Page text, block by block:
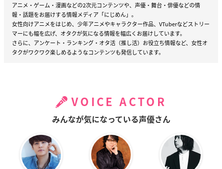
アニメ・ゲーム・漫画などの2次元コンテンツや、声優・舞台・俳優などの情
報・話題をお届けする情報メディア「にじめん」。
女性向けアニメをはじめ、少年アニメやキャラクター作品、VTuberなどストリー
マーにも幅を広げ、オタクが気になる情報を幅広くお届けしています。
さらに、アンケート・ランキング・オタ活（推し活）お役立ち情報など、女性オ
タクがワクワク楽しめるようなコンテンツも発信しています。
VOICE ACTOR
みんなが気になっている声優さん